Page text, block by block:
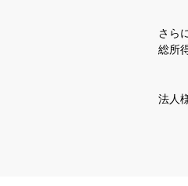
さら
総所
法人